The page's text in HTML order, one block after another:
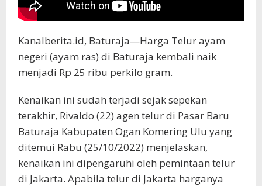
Kanalberita.id, Baturaja—Harga Telur ayam
negeri (ayam ras) di Baturaja kembali naik
menjadi Rp 25 ribu perkilo gram.
Kenaikan ini sudah terjadi sejak sepekan
terakhir, Rivaldo (22) agen telur di Pasar Baru
Baturaja Kabupaten Ogan Komering Ulu yang
ditemui Rabu (25/10/2022) menjelaskan,
kenaikan ini dipengaruhi oleh pemintaan telur
di Jakarta. Apabila telur di Jakarta harganya